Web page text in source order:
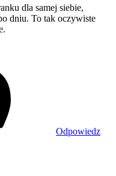
dla samej siebie,
dniu. To tak oczywiste
Odpowiedz